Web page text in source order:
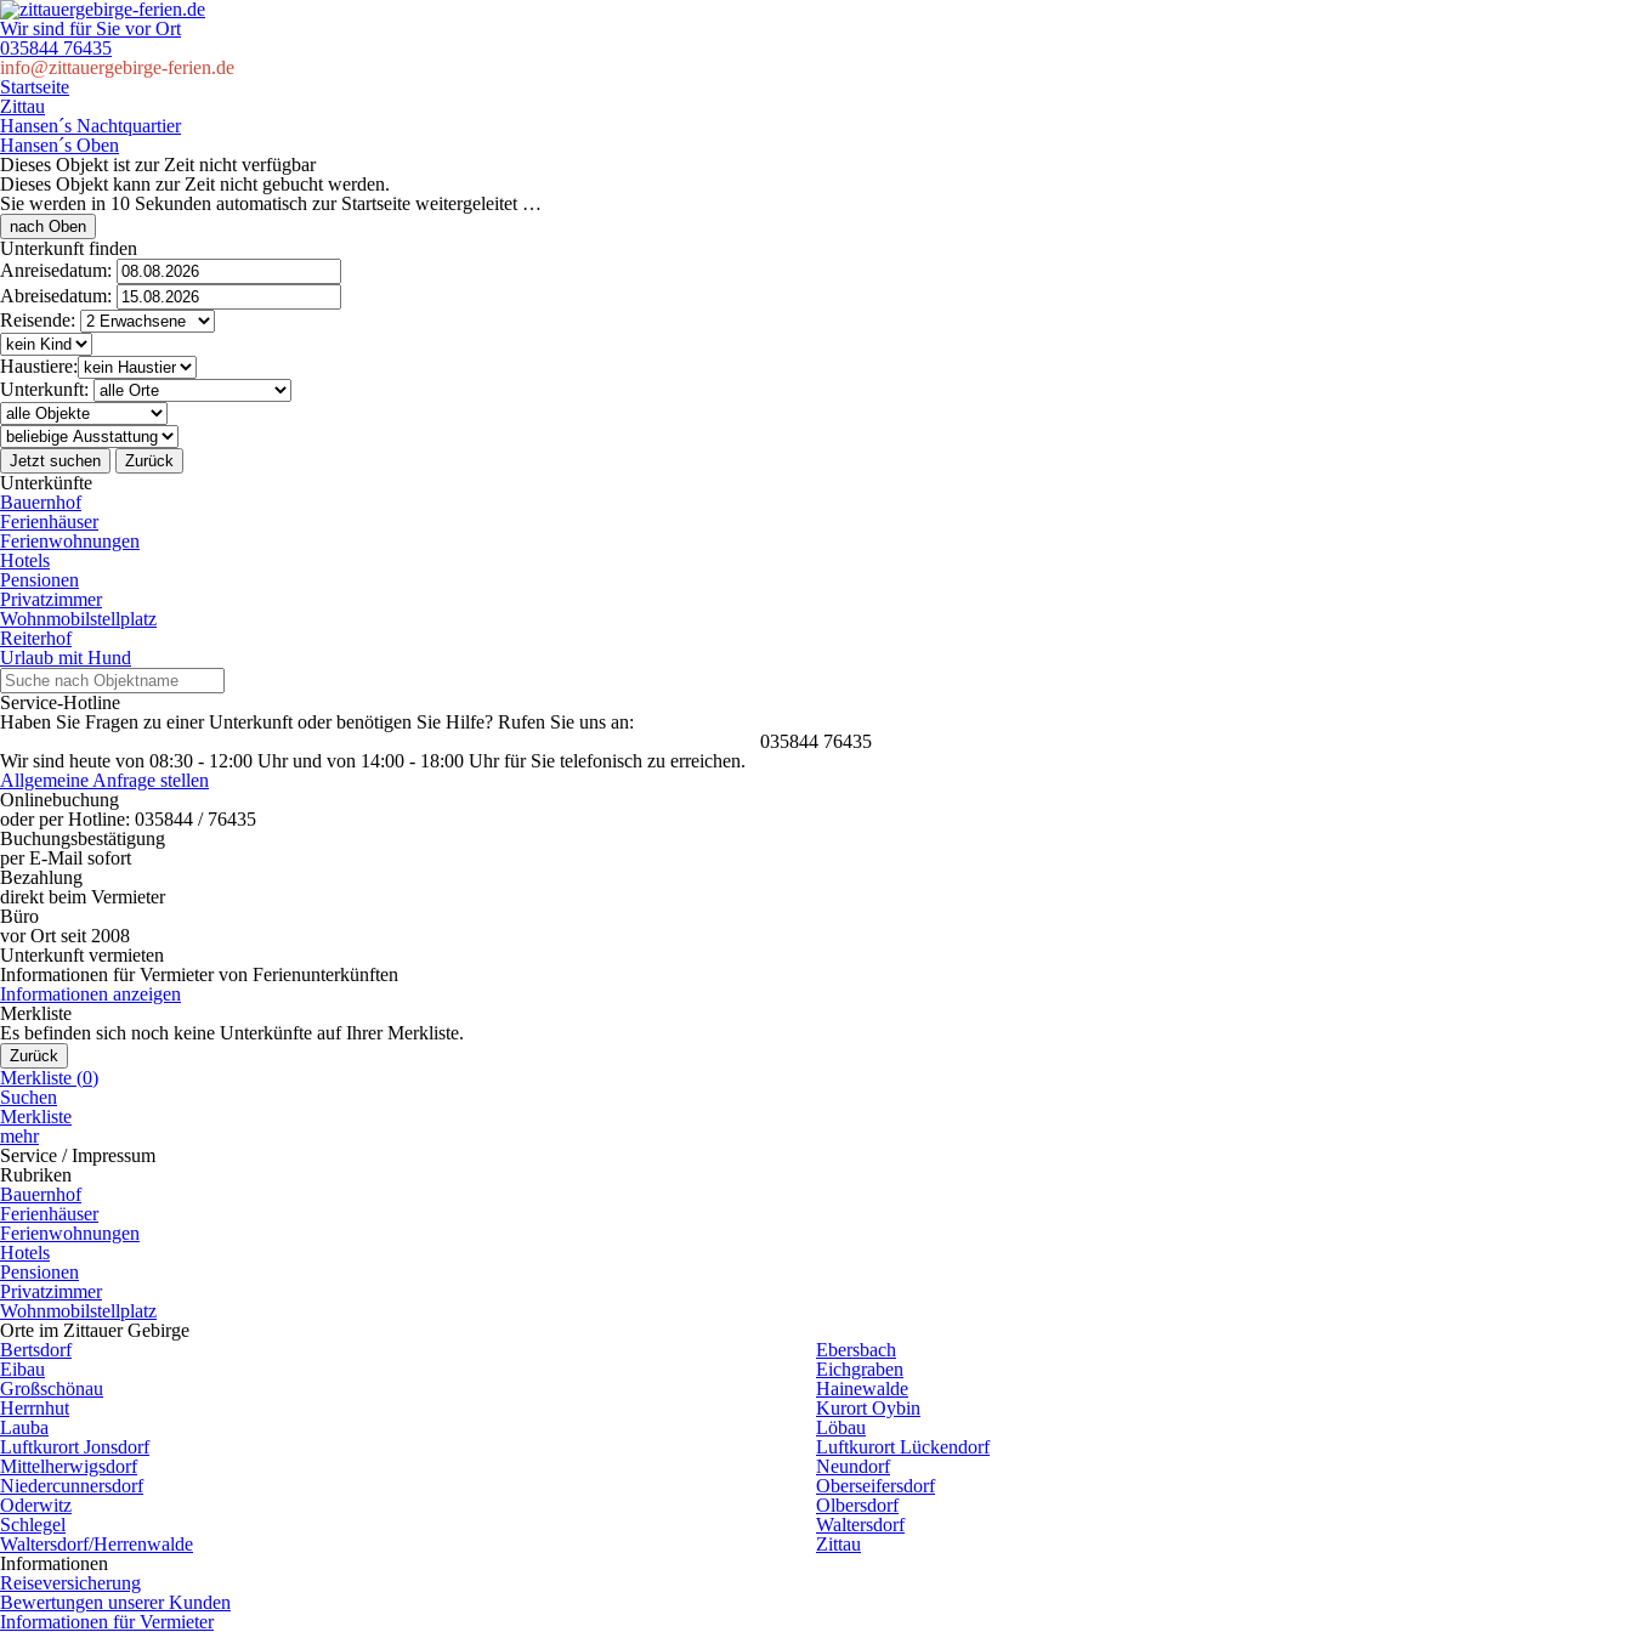
Wir sind für Sie vor Ort
035844 76435
info@zittauergebirge-ferien.de
Startseite
Zittau
Hansen´s Nachtquartier
Hansen´s Oben
Dieses Objekt ist zur Zeit nicht verfügbar
Dieses Objekt kann zur Zeit nicht gebucht werden.
Sie werden in 10 Sekunden automatisch zur Startseite weitergeleitet …
nach Oben
Unterkunft finden
Anreisedatum:
Abreisedatum:
Reisende:
Haustiere:
Unterkunft:
Jetzt suchen Zurück
Unterkünfte
Bauernhof
Ferienhäuser
Ferienwohnungen
Hotels
Pensionen
Privatzimmer
Wohnmobilstellplatz
Reiterhof
Urlaub mit Hund
Service-Hotline
Haben Sie Fragen zu einer Unterkunft oder benötigen Sie Hilfe? Rufen Sie uns an:
035844 76435
Wir sind heute von 08:30 - 12:00 Uhr und von 14:00 - 18:00 Uhr für Sie telefonisch zu erreichen.
Allgemeine Anfrage stellen
Onlinebuchung
oder per Hotline: 035844 / 76435
Buchungsbestätigung
per E-Mail sofort
Bezahlung
direkt beim Vermieter
Büro
vor Ort seit 2008
Unterkunft vermieten
Informationen für Vermieter von Ferienunterkünften
Informationen anzeigen
Merkliste
Es befinden sich noch keine Unterkünfte auf Ihrer Merkliste.
Zurück
Merkliste (0)
Suchen
Merkliste
mehr
Service / Impressum
Rubriken
Bauernhof
Ferienhäuser
Ferienwohnungen
Hotels
Pensionen
Privatzimmer
Wohnmobilstellplatz
Orte im Zittauer Gebirge
Bertsdorf
Ebersbach
Eibau
Eichgraben
Großschönau
Hainewalde
Herrnhut
Kurort Oybin
Lauba
Löbau
Luftkurort Jonsdorf
Luftkurort Lückendorf
Mittelherwigsdorf
Neundorf
Niedercunnersdorf
Oberseifersdorf
Oderwitz
Olbersdorf
Schlegel
Waltersdorf
Waltersdorf/Herrenwalde
Zittau
Informationen
Reiseversicherung
Bewertungen unserer Kunden
Informationen für Vermieter